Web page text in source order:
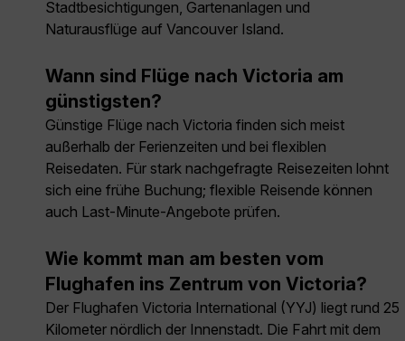
Stadtbesichtigungen, Gartenanlagen und
Naturausflüge auf Vancouver Island.
Wann sind Flüge nach Victoria am
günstigsten?
Günstige Flüge nach Victoria finden sich meist
außerhalb der Ferienzeiten und bei flexiblen
Reisedaten. Für stark nachgefragte Reisezeiten lohnt
sich eine frühe Buchung; flexible Reisende können
auch Last-Minute-Angebote prüfen.
Wie kommt man am besten vom
Flughafen ins Zentrum von Victoria?
Der Flughafen Victoria International (YYJ) liegt rund 25
Kilometer nördlich der Innenstadt. Die Fahrt mit dem